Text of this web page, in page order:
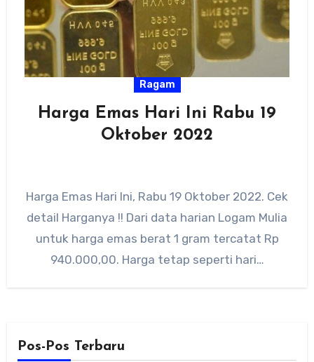
Ragam
Harga Emas Hari Ini Rabu 19
Oktober 2022
Harga Emas Hari Ini, Rabu 19 Oktober 2022. Cek
detail Harganya !! Dari data harian Logam Mulia
untuk harga emas berat 1 gram tercatat Rp
940.000,00. Harga tetap seperti hari…
Pos-Pos Terbaru